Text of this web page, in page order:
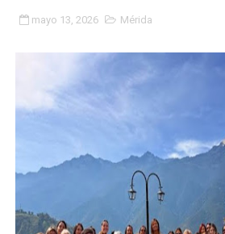
Instituto Nacional de Nutrición
Gobernación de Mérida
Corposalud inició talleres para
Fortalecen formación
Fortaleciendo la economía
mayo 13, 2026 Mérida